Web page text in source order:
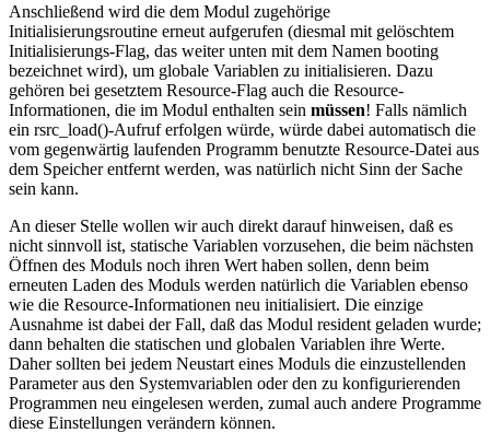
Anschließend wird die dem Modul zugehörige
Initialisierungsroutine erneut aufgerufen (diesmal mit gelöschtem
Initialisierungs-Flag, das weiter unten mit dem Namen booting
bezeichnet wird), um globale Variablen zu initialisieren. Dazu
gehören bei gesetztem Resource-Flag auch die Resource-
Informationen, die im Modul enthalten sein müssen! Falls nämlich
ein rsrc_load()-Aufruf erfolgen würde, würde dabei automatisch die
vom gegenwärtig laufenden Programm benutzte Resource-Datei aus
dem Speicher entfernt werden, was natürlich nicht Sinn der Sache
sein kann.
An dieser Stelle wollen wir auch direkt darauf hinweisen, daß es
nicht sinnvoll ist, statische Variablen vorzusehen, die beim nächsten
Öffnen des Moduls noch ihren Wert haben sollen, denn beim
erneuten Laden des Moduls werden natürlich die Variablen ebenso
wie die Resource-Informationen neu initialisiert. Die einzige
Ausnahme ist dabei der Fall, daß das Modul resident geladen wurde;
dann behalten die statischen und globalen Variablen ihre Werte.
Daher sollten bei jedem Neustart eines Moduls die einzustellenden
Parameter aus den Systemvariablen oder den zu konfigurierenden
Programmen neu eingelesen werden, zumal auch andere Programme
diese Einstellungen verändern können.